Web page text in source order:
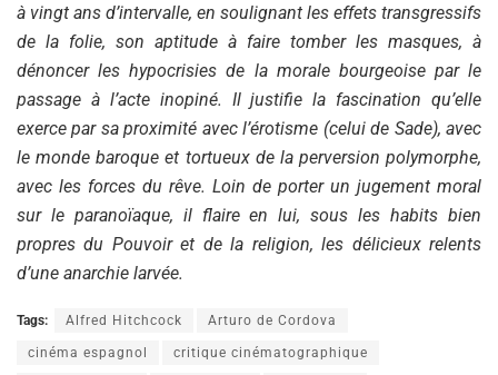
à vingt ans d’intervalle, en soulignant les effets transgressifs
de la folie, son aptitude à faire tomber les masques, à
dénoncer les hypocrisies de la morale bourgeoise par le
passage à l’acte inopiné. Il justifie la fascination qu’elle
exerce par sa proximité avec l’érotisme (celui de Sade), avec
le monde baroque et tortueux de la perversion polymorphe,
avec les forces du rêve. Loin de porter un jugement moral
sur le paranoïaque, il flaire en lui, sous les habits bien
propres du Pouvoir et de la religion, les délicieux relents
d’une anarchie larvée.
Tags: Alfred Hitchcock Arturo de Cordova
cinéma espagnol critique cinématographique